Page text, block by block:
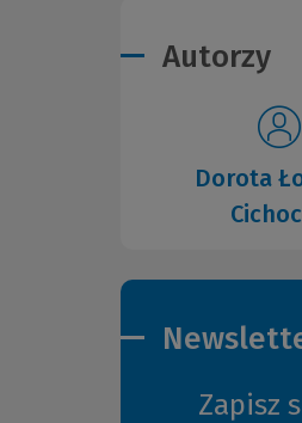
Autorzy
Dorota
Zapisz